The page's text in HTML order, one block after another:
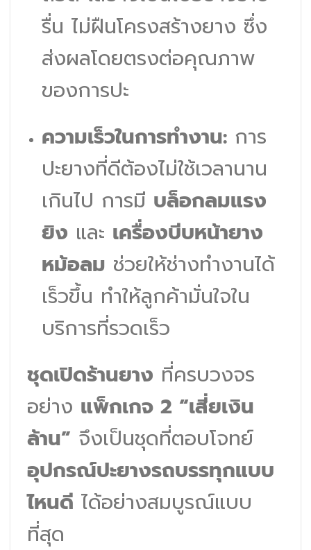
รื่น ไม่ฝืนโครงสร้างยาง ซึ่ง
ส่งผลโดยตรงต่อคุณภาพ
ของการปะ
ความเร็วในการทำงาน:การ
ปะยางที่ดีต้องไม่ใช้เวลานาน
เกินไป การมี บล็อกลมแรง
ยิง และ เครื่องบีบหน้ายาง
หม้อลม ช่วยให้ช่างทำงานได้
เร็วขึ้น ทำให้ลูกค้ามั่นใจใน
บริการที่รวดเร็ว
ชุดเปิดร้านยาง ที่ครบวงจร
อย่าง แพ็กเกจ 2 “เสี่ยเงิน
ล้าน” จึงเป็นชุดที่ตอบโจทย์
อุปกรณ์ปะยางรถบรรทุกแบบ
ไหนดี ได้อย่างสมบูรณ์แบบ
ที่สุด